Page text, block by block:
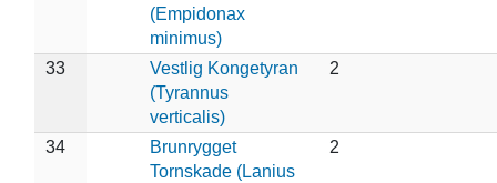
(Empidonax
minimus)
33
Vestlig Kongetyran
(Tyrannus
verticalis)
2
34
Brunrygget
Tornskade (Lanius
2